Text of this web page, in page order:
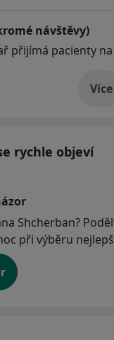
návštěvy)
přijímá pacienty
Více
o
rychle objeví
Shcherban?
při výběru